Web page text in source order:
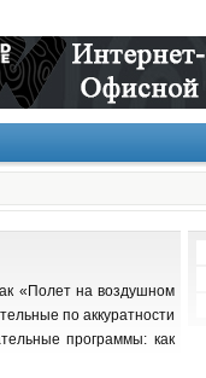
«Полет на воздушном
по аккуратности
программы: как